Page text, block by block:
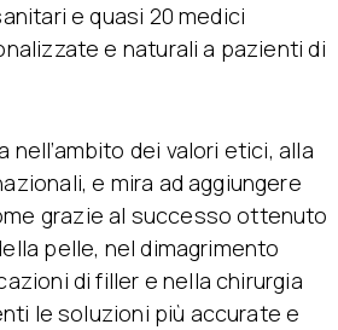
e quasi 20 medici
e naturali a pazienti di
dei valori etici, alla
e mira ad aggiungere
grazie al successo ottenuto
pelle, nel dimagrimento
di filler e nella chirurgia
le soluzioni più accurate e